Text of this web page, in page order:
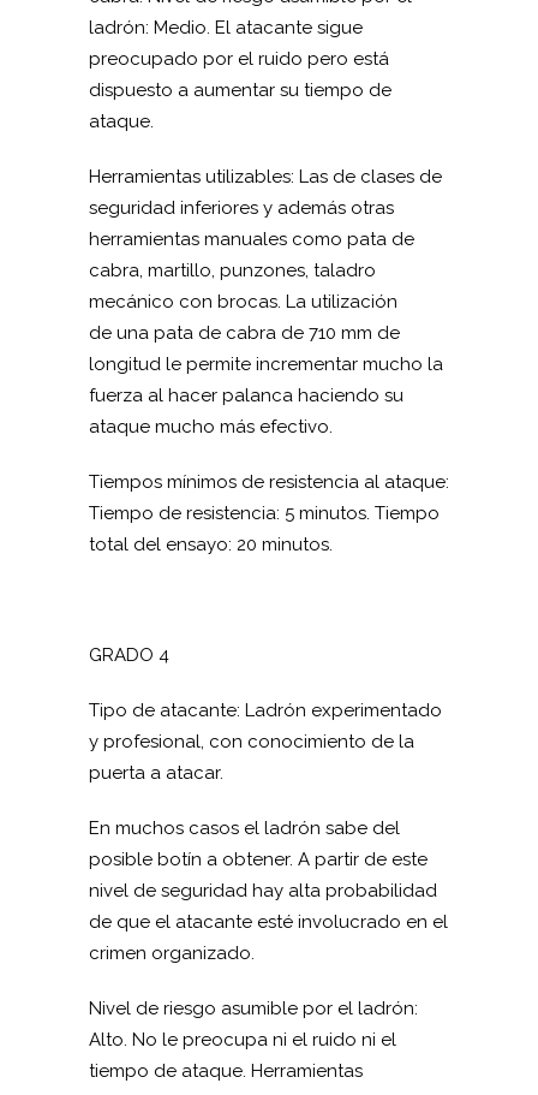
ladrón: Medio. El atacante sigue
preocupado por el ruido pero está
dispuesto a aumentar su tiempo de
ataque.
Herramientas utilizables: Las de clases de
seguridad inferiores y además otras
herramientas manuales como pata de
cabra, martillo, punzones, taladro
mecánico con brocas. La utilización
de una pata de cabra de 710 mm de
longitud le permite incrementar mucho la
fuerza al hacer palanca haciendo su
ataque mucho más efectivo.
Tiempos mínimos de resistencia al ataque:
Tiempo de resistencia: 5 minutos. Tiempo
total del ensayo: 20 minutos.
GRADO 4
Tipo de atacante: Ladrón experimentado
y profesional, con conocimiento de la
puerta a atacar.
En muchos casos el ladrón sabe del
posible botín a obtener. A partir de este
nivel de seguridad hay alta probabilidad
de que el atacante esté involucrado en el
crimen organizado.
Nivel de riesgo asumible por el ladrón:
Alto. No le preocupa ni el ruido ni el
tiempo de ataque. Herramientas